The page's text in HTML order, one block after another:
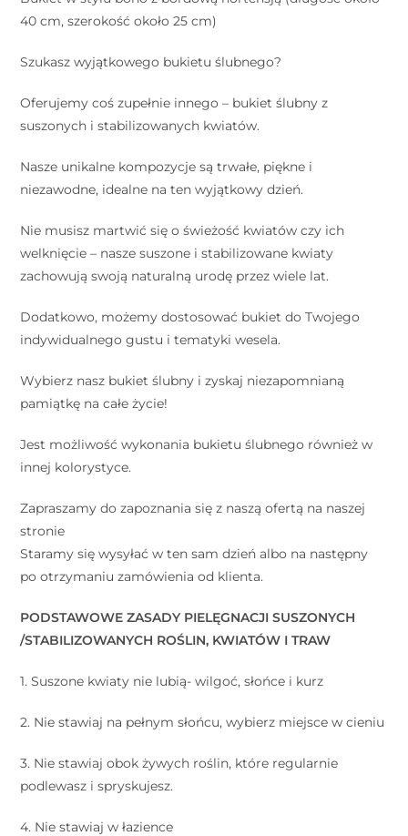
40 cm, szerokość około 25 cm)
Szukasz wyjątkowego bukietu ślubnego?
Oferujemy coś zupełnie innego – bukiet ślubny z
suszonych i stabilizowanych kwiatów.
Nasze unikalne kompozycje są trwałe, piękne i
niezawodne, idealne na ten wyjątkowy dzień.
Nie musisz martwić się o świeżość kwiatów czy ich
welknięcie – nasze suszone i stabilizowane kwiaty
zachowują swoją naturalną urodę przez wiele lat.
Dodatkowo, możemy dostosować bukiet do Twojego
indywidualnego gustu i tematyki wesela.
Wybierz nasz bukiet ślubny i zyskaj niezapomnianą
pamiątkę na całe życie!
Jest możliwość wykonania bukietu ślubnego również w
innej kolorystyce.
Zapraszamy do zapoznania się z naszą ofertą na naszej
stronie
Staramy się wysyłać w ten sam dzień albo na następny
po otrzymaniu zamówienia od klienta.
PODSTAWOWE ZASADY PIELĘGNACJI SUSZONYCH
/STABILIZOWANYCH ROŚLIN, KWIATÓW I TRAW
1. Suszone kwiaty nie lubią- wilgoć, słońce i kurz
2. Nie stawiaj na pełnym słońcu, wybierz miejsce w cieniu
3. Nie stawiaj obok żywych roślin, które regularnie
podlewasz i spryskujesz.
4. Nie stawiaj w łazience